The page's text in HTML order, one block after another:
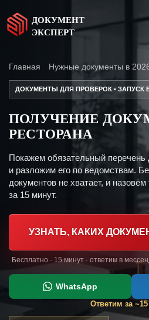
ДОКУМЕНТ
ЭКСПЕРТ
Главная Нужные документы в
ДОКУМЕНТЫ ДЛЯ ПРОВЕРОК • ЗАПУСК
ПОЛУЧЕНИЕ
РЕСТОРАНА
Покажем обязательный перечень
и разложим его по ведомствам.
документов не хватает, и
за 15 минут.
УЗНАТЬ, КАКИХ
Бесплатно · 15 минут · ответим в
WhatsApp
Ответим за